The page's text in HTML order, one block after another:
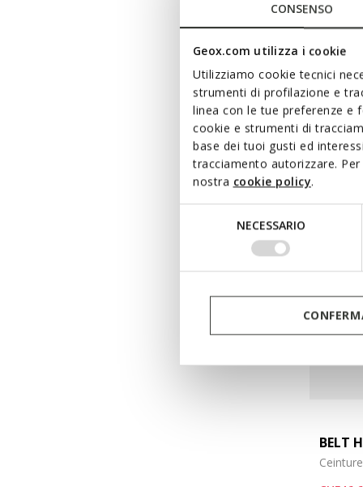
CONSENSO
Geox.com utilizza i cookie
Utilizziamo cookie tecnici
strumenti di profilazione e
linea con le tue preferenze e
cookie e strumenti di
base dei tuoi gusti ed
tracciamento autorizzare.
nostra cookie policy.
NECESSARIO
BELT